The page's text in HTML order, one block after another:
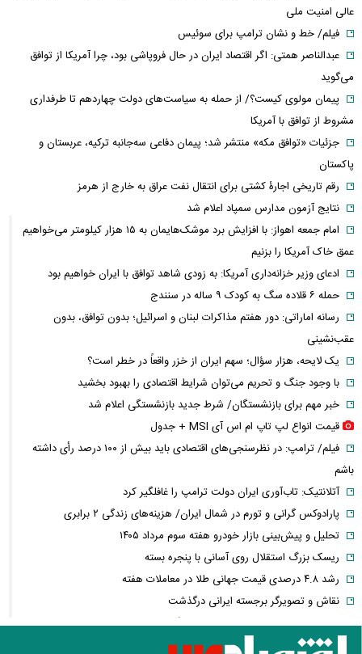
عالی امنیت ملی
فیلم/ خط و نشان ترامپ برای سوئیس
عبدالناصر همتی: اگر اقتصاد ایران در حال فروپاشی بود، چرا آمریکا از توافق
می‌گوید
پیمان مولوی کیست؟/ از حمله به سیاست‌های دولت چهاردهم تا طرفداری
مشروط از توافق با آمریکا
جزئیات «توافق مکه» منتشر شد؛ پیمان دفاعی سه‌جانبه ترکیه، عربستان و
پاکستان
رقم تاریخی اجارۀ کشتی برای انتقال نفت عراق به خارج از هرمز
نتایج آزمون مدارس سمپاد اعلام شد
امام‌ جمعه اهواز: با افزایش برد موشک‌هایمان به ۱۵ هزار کیلومتر می‌خواهیم
عمق خاک آمریکا را بزنیم
ادعای وزیر خزانه‌داری آمریکا: به زودی شاهد توافق با ایران خواهیم بود
حمله ۶ قلاده سگ به کودک ۹ ساله در سنندج
رسانه اماراتی: دور هفتم مذاکرات لبنان و اسرائیل؛ بدون توافق، بدون
عقب‌نشینی
یک لایحه، هزار سؤال؛ سهم ایران از خزر واقعاً در خطر است؟
با وجود جنگ و تحریم می‌توان شرایط اقتصادی را بهبود بخشید
خبر مهم برای بازنشستگان/ شرط جدید بازنشستگی اعلام شد
قیمت انواع لپ تاپ ام اس آی MSI + جدول
فیلم/ ترامپ: در نظرسنجی‌های اقتصادی باید بیش از ۱۰۰ درصد رأی داشته
باشم
آتلانتیک: تاب‌آوری ایران دولت ترامپ را غافلگیر کرد
پارادوکس گرانی و تورم در شمال ایران/ هزینه‌های زندگی ۲ برابری
تحلیل و پیش‌بینی بازار خودرو هفته سوم مرداد ۱۴۰۵
ریسک بزرگ استقلال روی آسانی با پنجره بسته
رشد ۴.۸ درصدی قیمت جهانی طلا در معاملات هفته
نقاش و تصویرگر برجسته ایرانی درگذشت
معاون عراقچی: در هیچ دوره‌ای هماهنگی بین میدان و دیپلماسی را مانند
حال حاضر نداشتیم